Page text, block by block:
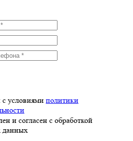
с условиями политики
и согласен с обработкой
данных